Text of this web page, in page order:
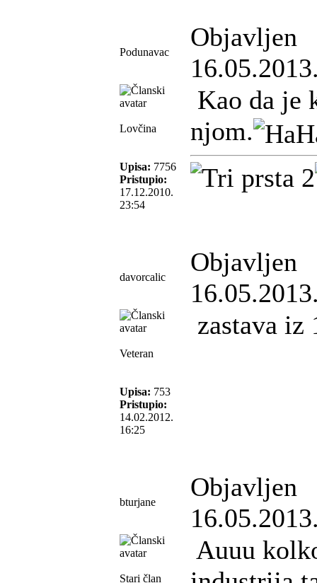
Podunavac
Objavljen
Lovčina
Upisa: 7756
Pristupio:
17.12.2010.
23:54
Kao da je
njom.
davorcalic
Objavljen
Veteran
Upisa: 753
Pristupio:
14.02.2012.
16:25
zastava iz
bturjane
Objavljen
Stari član
Auuu